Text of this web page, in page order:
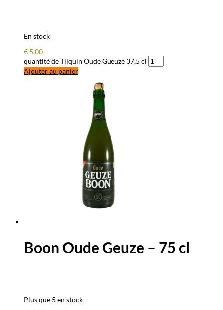
En stock
€ 5,00
quantité de Tilquin Oude Gueuze 37,5 cl
Ajouter au panier
Boon Oude Geuze – 75 cl
Plus que 5 en stock